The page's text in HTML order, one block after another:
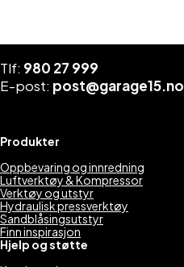
Tlf: 980 27 999
E-post: post@garage15.no
Produkter
Oppbevaring og innredning
Luftverktøy & Kompressor
Verktøy og utstyr
Hydraulisk pressverktøy
Sandblåsingsutstyr
Finn inspirasjon
Hjelp og støtte